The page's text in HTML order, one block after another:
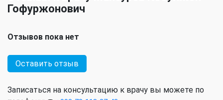
Гофуржонович
Отзывов пока нет
Оставить отзыв
Записаться на консультацию к врачу вы можете по